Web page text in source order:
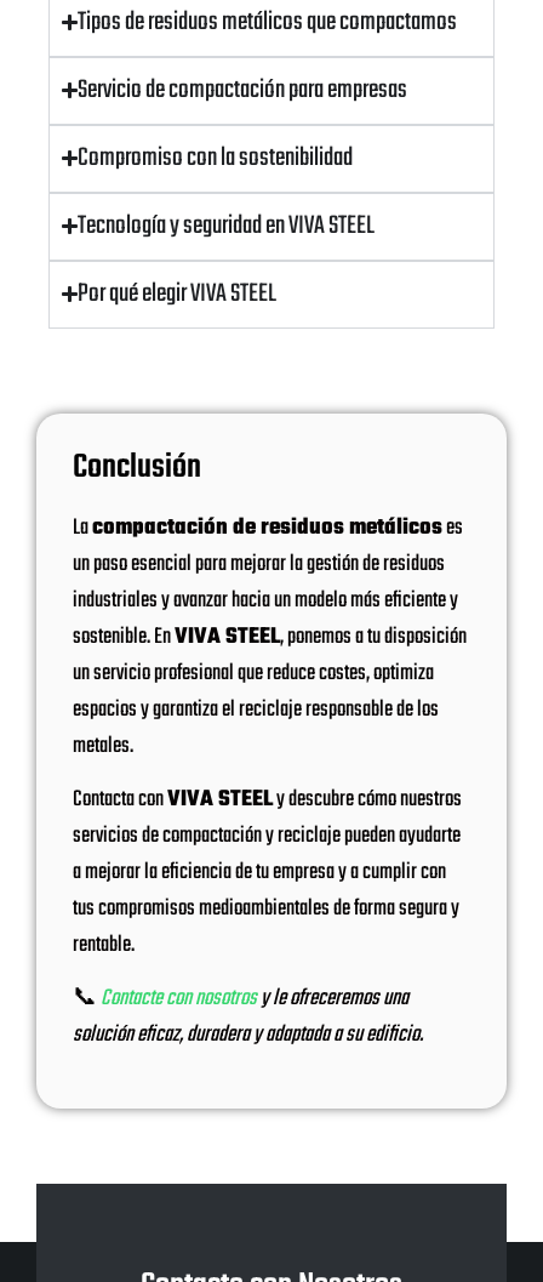
Tipos de residuos metálicos que compactamos
Servicio de compactación para empresas
Compromiso con la sostenibilidad
Tecnología y seguridad en VIVA STEEL
Por qué elegir VIVA STEEL
Conclusión
Lacompactación de residuos metálicoses
un paso esencial para mejorar la gestión de residuos
industriales y avanzar hacia un modelo más eficiente y
sostenible. EnVIVA STEEL, ponemos a tu disposición
un servicio profesional que reduce costes, optimiza
espacios y garantiza el reciclaje responsable de los
metales.
Contacta conVIVA STEELy descubre cómo nuestros
servicios de compactación y reciclaje pueden ayudarte
a mejorar la eficiencia de tu empresa y a cumplir con
tus compromisos medioambientales de forma segura y
rentable.
📞 Contacte con nosotrosy le ofreceremos una
solución eficaz, duradera y adaptada a su edificio.